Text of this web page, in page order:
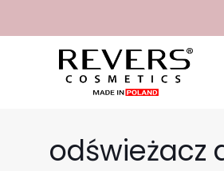
odświeżacz